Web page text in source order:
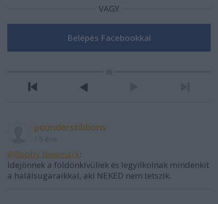
VAGY
pounderstibbons
@Bobby Newmark:
Idejönnek a földönkívüliek és legyilkolnak mindenkit
a halálsugaraikkal, aki NEKED nem tetszik.